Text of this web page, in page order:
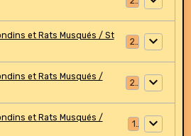
et Rats Musqués / St
et Rats Musqués /
et Rats Musqués /